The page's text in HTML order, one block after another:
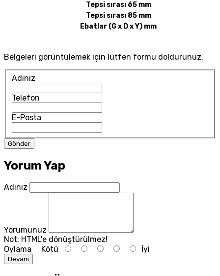
Tepsi sırası 65 mm
Tepsi sırası 85 mm
Ebatlar (G x D x Y) mm
Belgeleri görüntülemek için lütfen formu doldurunuz.
Adınız
Telefon
E-Posta
Yorum Yap
Adınız
Yorumunuz
Not: HTML'e dönüştürülmez!
Oylama Kötü İyi
Devam